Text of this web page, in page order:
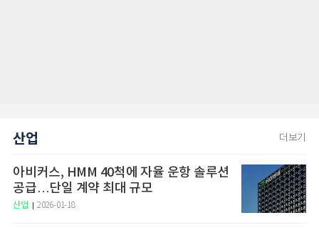
산업 더보기
아비커스, HMM 40척에 자율 운항 솔루션
공급…단일 계약 최대 규모
산업 2026-01-18